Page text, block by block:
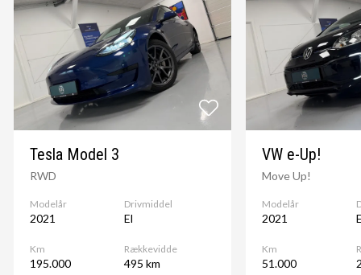
F
fjernbetjent centrallås
fuldautomatisk klimaanlæg
I
ISOFIX
kørecomputer
M
Tesla Model 3
RWD
Modelår
2021
Drivmiddel
El
Km
195.000
Rækkevidde
495 km
VW e-Up!
Move Up!
Modelår
2021
Km
51.000